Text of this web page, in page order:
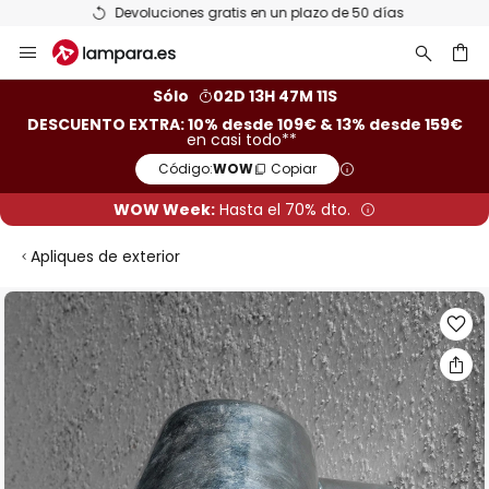
Devoluciones gratis en un plazo de 50 días
al
Sólo
02D 13H 47M 11S
DESCUENTO EXTRA: 10% desde 109€ & 13% desde 159€
en casi todo**
Código:WOW Copiar
WOW Week: Hasta el 70% dto.
Apliques de exterior
Saltar
final
de
galería
de